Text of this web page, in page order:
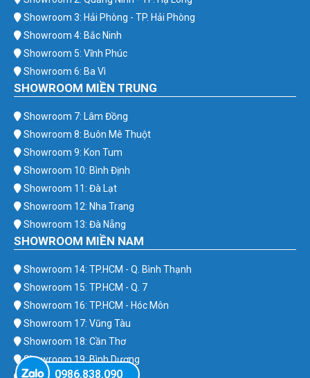
Showroom 3: Hải Phòng - TP. Hải Phòng
Showroom 4: Bắc Ninh
Showroom 5: Vĩnh Phúc
Showroom 6: Ba Vì
SHOWROOM MIỀN TRUNG
Showroom 7: Lâm Đồng
Showroom 8: Buôn Mê Thuột
Showroom 9: Kon Tum
Showroom 10: Bình Định
Showroom 11: Đà Lạt
Showroom 12: Nha Trang
Showroom 13: Đà Nẵng
SHOWROOM MIỀN NAM
Showroom 14: TP.HCM - Q. Bình Thạnh
Showroom 15: TP.HCM - Q. 7
Showroom 16: TP.HCM - Hóc Môn
Showroom 17: Vũng Tàu
Showroom 18: Cần Thơ
Showroom 19: Bình Dương
0986.838.090